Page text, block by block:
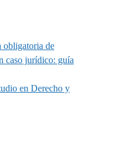
obligatoria de
caso jurídico: guía